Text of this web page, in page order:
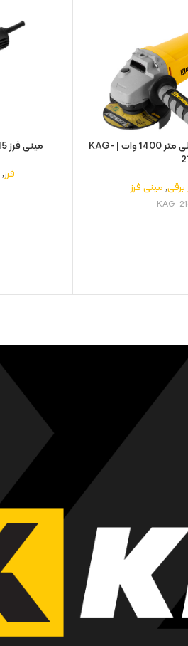
مینی فرز دسته بلند 125 میلی‌ متر 1400 وات | KAG-
برقی,مینی فرز
KAG-
مینی فرز 115 میلی‌ متر 700 وات | KAG-3147
فرز,